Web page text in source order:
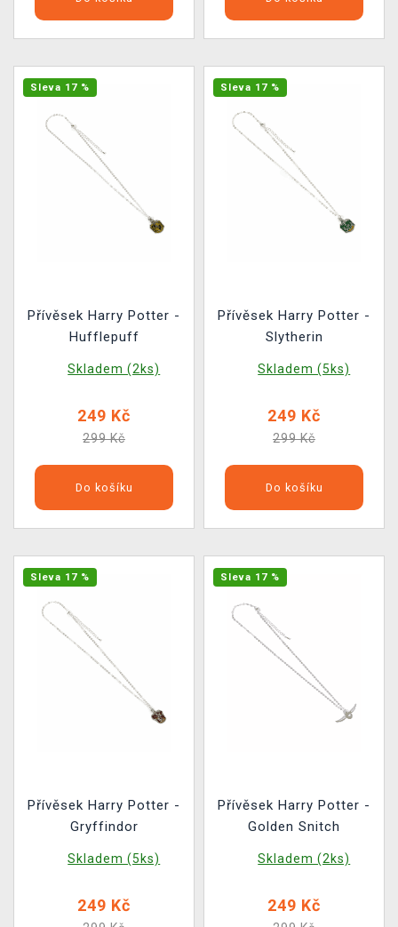
Sleva 17 %
Přívěsek Harry Potter -
Hufflepuff
Skladem (2ks)
249 Kč
299 Kč
Do košíku
Sleva 17 %
Přívěsek Harry Potter -
Slytherin
Skladem (5ks)
249 Kč
299 Kč
Do košíku
Sleva 17 %
Přívěsek Harry Potter -
Gryffindor
Skladem (5ks)
249 Kč
Sleva 17 %
Přívěsek Harry Potter -
Golden Snitch
Skladem (2ks)
249 Kč